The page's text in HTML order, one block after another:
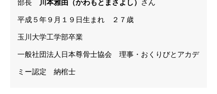
部長 川本雅由（かわもとまさよし） さん
平成５年９月１９日生まれ ２７歳
玉川大学工学部卒業
一般社団法人日本尊骨士協会 理事・おくりびとアカデ
ミー認定 納棺士